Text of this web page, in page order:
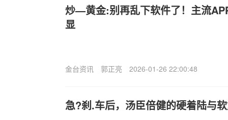
炒—黄金:别再乱下软件了！主流
显
金台资讯 郭正亮 2026-01-26 22:00:48
急?刹.车后，汤臣倍健的硬着陆与